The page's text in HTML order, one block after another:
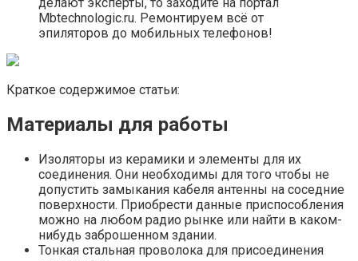
делают эксперты, то заходите на портал
Mbtechnologic.ru. Ремонтируем всё от
эпиляторов до мобильных телефонов!
Краткое содержимое статьи:
Материалы для работы
Изоляторы из керамики и элементы для их
соединения. Они необходимы для того чтобы не
допустить замыкания кабеля антенны на соседние
поверхности. Приобрести данные приспособления
можно на любом радио рынке или найти в каком-
нибудь заброшенном здании.
Тонкая стальная проволока для присоединения